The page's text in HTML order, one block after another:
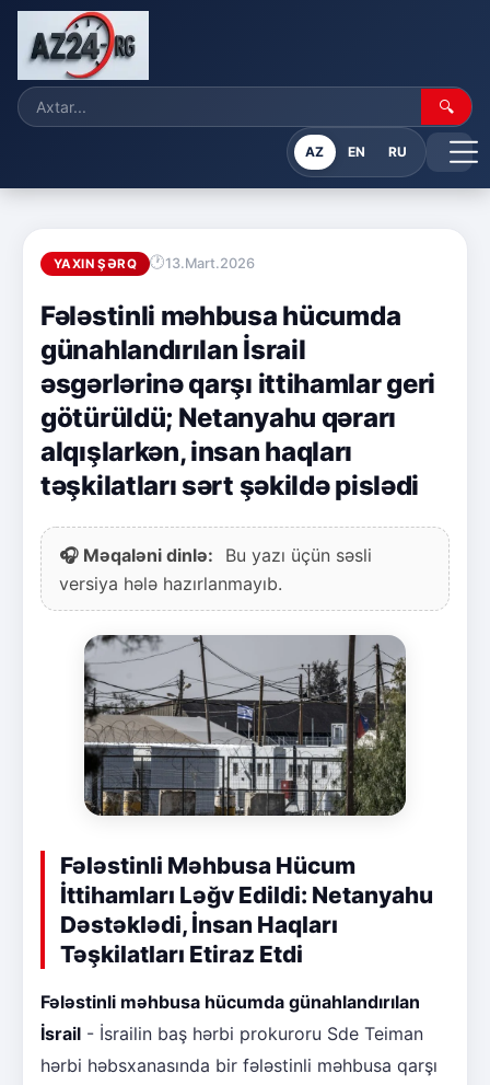
🔍
AZ EN RU
YAXIN ŞƏRQ 13.Mart.2026
Fələstinli məhbusa hücumda
günahlandırılan İsrail
əsgərlərinə qarşı ittihamlar geri
götürüldü; Netanyahu qərarı
alqışlarkən, insan haqları
təşkilatları sərt şəkildə pislədi
🎧 Məqaləni dinlə:
Bu yazı üçün səsli
versiya hələ hazırlanmayıb.
Fələstinli Məhbusa Hücum
İttihamları Ləğv Edildi: Netanyahu
Dəstəklədi, İnsan Haqları
Təşkilatları Etiraz Etdi
Fələstinli məhbusa hücumda günahlandırılan
İsrail - İsrailin baş hərbi prokuroru Sde Teiman
hərbi həbsxanasında bir fələstinli məhbusa qarşı